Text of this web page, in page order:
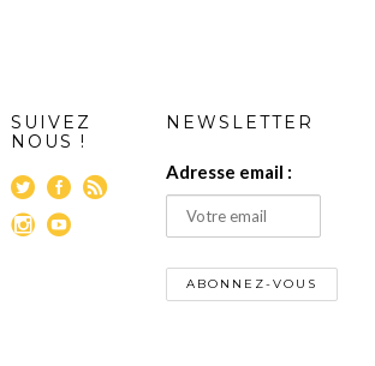
SUIVEZ
NOUS !
NEWSLETTER
Adresse email :